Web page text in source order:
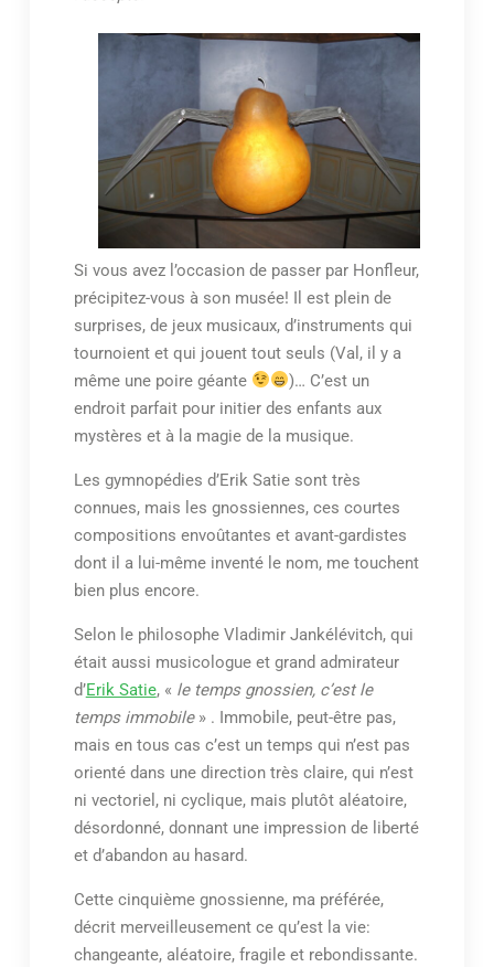
Si vous avez l’occasion de passer par Honfleur,
précipitez-vous à son musée! Il est plein de
surprises, de jeux musicaux, d’instruments qui
tournoient et qui jouent tout seuls (Val, il y a
même une poire géante
)… C’est un
endroit parfait pour initier des enfants aux
mystères et à la magie de la musique.
Les gymnopédies d’Erik Satie sont très
connues, mais les gnossiennes, ces courtes
compositions envoûtantes et avant-gardistes
dont il a lui-même inventé le nom, me touchent
bien plus encore.
Selon le philosophe Vladimir Jankélévitch, qui
était aussi musicologue et grand admirateur
d’Erik Satie, « le temps gnossien, c’est le
temps immobile» . Immobile, peut-être pas,
mais en tous cas c’est un temps qui n’est pas
orienté dans une direction très claire, qui n’est
ni vectoriel, ni cyclique, mais plutôt aléatoire,
désordonné, donnant une impression de liberté
et d’abandon au hasard.
Cette cinquième gnossienne, ma préférée,
décrit merveilleusement ce qu’est la vie:
changeante, aléatoire, fragile et rebondissante.